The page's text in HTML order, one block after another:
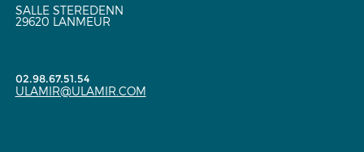
SALLE STEREDENN
29620 LANMEUR
02.98.67.51.54
ULAMIR@ULAMIR.COM